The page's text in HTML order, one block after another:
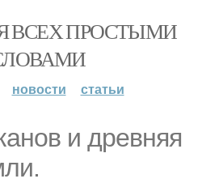
ВСЕХ ПРОСТЫМИ
новости статьи
и древняя